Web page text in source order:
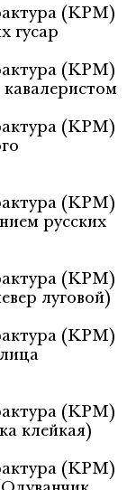
(KPM)
гусар
(KPM)
(KPM)
(KPM)
русских
(KPM)
луговой)
(KPM)
(KPM)
клейкая)
(KPM)